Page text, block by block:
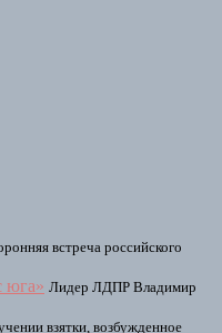
встреча российского
юга» Лидер ЛДПР Владимир
взятки, возбужденное